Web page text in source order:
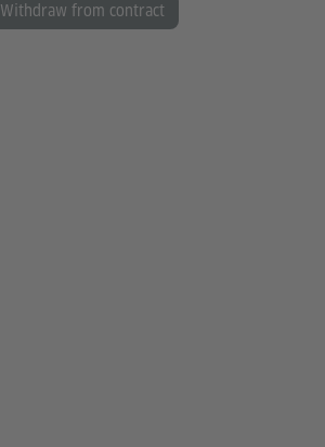
Withdraw from contract